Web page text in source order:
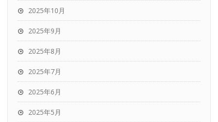
2025年10月
2025年9月
2025年8月
2025年7月
2025年6月
2025年5月